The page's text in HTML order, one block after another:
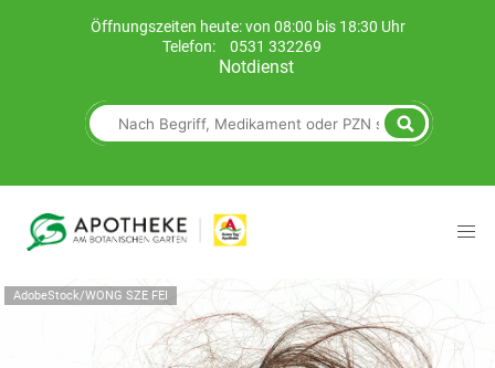
Öffnungszeiten heute: von 08:00 bis 18:30 Uhr
Telefon:
0531 332269
Notdienst
AdobeStock/WONG SZE FEI